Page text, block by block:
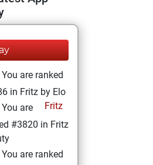
You are ranked
in Fritz by Elo
Fritz
You are
#3820 in Fritz
You are ranked